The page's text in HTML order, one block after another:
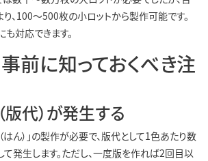
、100〜500枚の小ロットから製作可能です。
対応できます。
事前に知っておくべき注
代）が発生する
はん）」の製作が必要で、版代として1色あたり数
発生します。ただし、一度版を作れば2回目以